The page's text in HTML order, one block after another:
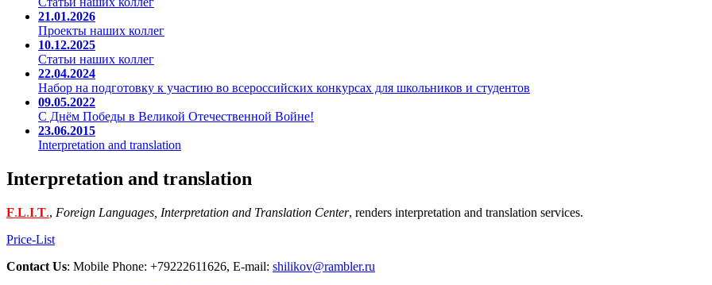
21.01.2026
Проекты наших коллег
10.12.2025
Статьи наших коллег
22.04.2024
Набор на подготовку к участию во всероссийских конкурсах для школьников и студентов
09.05.2022
С Днём Победы в Великой Отечественной Войне!
23.06.2015
Interpretation and translation
Interpretation and translation
F.L.I.T., Foreign Languages, Interpretation and Translation Center, renders interpretation and translation services.
Price-List
Contact Us: Mobile Phone: +79222611626, E-mail: shilikov@rambler.ru